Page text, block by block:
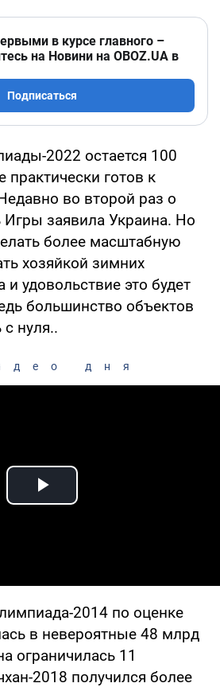
в курсе главного –
на Новини на OBOZ.UA в
Подписаться
2022 остается 100
готов к
во второй раз о
заявила Украина. Но
более масштабную
хозяйкой зимних
удовольствие это будет
большинство объектов
с нуля..
дня
Play Video
2014 по оценке
в невероятные 48 млрд
ограничилась 11
2018 получился более